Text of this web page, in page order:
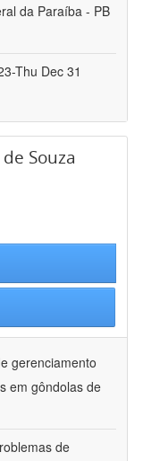
da Paraíba - PB
Thu Dec 31
Souza
gerenciamento
em gôndolas de
de